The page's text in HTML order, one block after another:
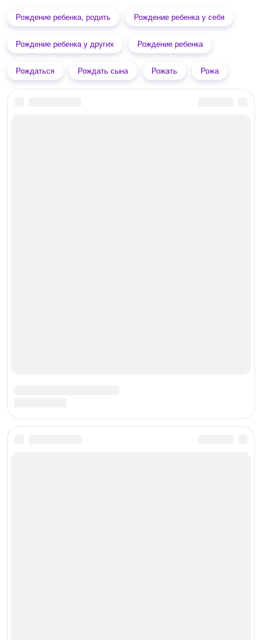
Рождение ребенка, родить Рождение ребенка у себя
Рождение ребенка у других Рождение ребенка
Рождаться Рождать сына Рожать Рожа